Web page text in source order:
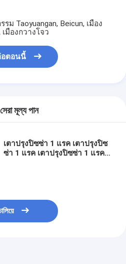
ม Taoyuangan, Beicun, เมือง
เมืองกวางโจว
ตอนนี้
মূল্য পান
เตาปรุงปิซซ่า 1 แรค เตาปรุงปิซ
ซ่า 1 แรค เตาปรุงปิซซ่า 1 แรค